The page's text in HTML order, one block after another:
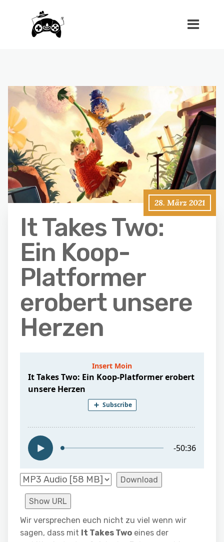
28. März 2021
It Takes Two:
Ein Koop-
Platformer
erobert unsere
Herzen
Download
Show URL
Wir versprechen euch nicht zu viel wenn wir
sagen, dass mit It Takes Two eines der